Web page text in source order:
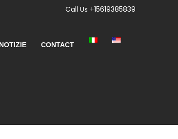
Call Us +15619385839
NOTIZIE CONTACT